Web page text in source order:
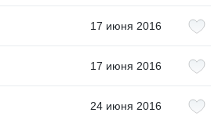
17 июня 2016
17 июня 2016
24 июня 2016